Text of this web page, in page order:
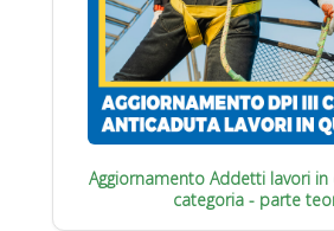
Aggiornamento Addetti lavori in
categoria - parte